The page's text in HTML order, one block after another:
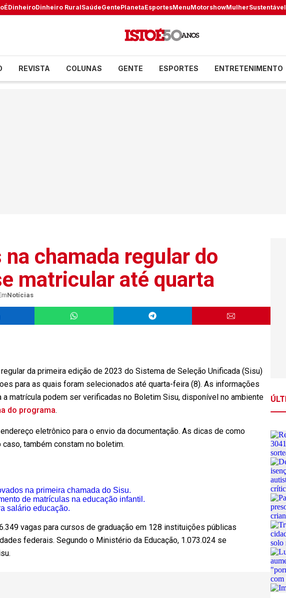
DinheiroDinheiro RuralSaúdeGentePlanetaEsportesMenuMotorshowMulherSustentável
REVISTA COLUNAS GENTE ESPORTES ENTRETENIMENTO
chamada regular do
matricular até quarta
Notícias
da primeira edição de 2023 do Sistema de Seleção Unificada (Sisu)
para as quais foram selecionados até quarta-feira (8). As informações
a matrícula podem ser verificadas no Boletim Sisu, disponível no ambiente
do programa.
eletrônico para o envio da documentação. As dicas de como
também constam no boletim.
na primeira chamada do Sisu.
de matrículas na educação infantil.
salário educação.
vagas para cursos de graduação em 128 instituições públicas
federais. Segundo o Ministério da Educação, 1.073.024 se